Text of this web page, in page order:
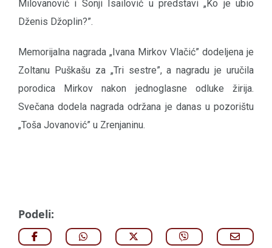
Milovanović i Sonji Isailović u predstavi „Ko je ubio
Dženis Džoplin?”.
Memorijalna nagrada „Ivana Mirkov Vlačić” dodeljena je
Zoltanu Puškašu za „Tri sestre”, a nagradu je uručila
porodica Mirkov nakon jednoglasne odluke žirija.
Svečana dodela nagrada održana je danas u pozorištu
„Toša Jovanović” u Zrenjaninu.
Podeli: